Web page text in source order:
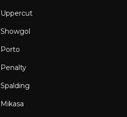
Uppercut
Showgol
Porto
Penalty
Spalding
Mikasa